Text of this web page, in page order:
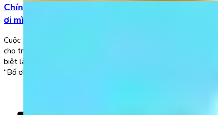
Chính thức khởi động cuộc thi Đợt 2 Chủ đề “Bố
ơi mình cùng học tiếng Anh đi”
Cuộc thi “Giỏi tiếng Anh từ bé – Tấm vé rạng tương lai” dành
cho trẻ từ 3 – 8 tuổi đã chính thức khởi động Đợt 2 với giải đặc
biệt là tour du lịch Singapore dành cho 2 người (mẹ/ba và bé).
“Bố ơi mình cùng học tiếng Anh đi” là chủ đề […]